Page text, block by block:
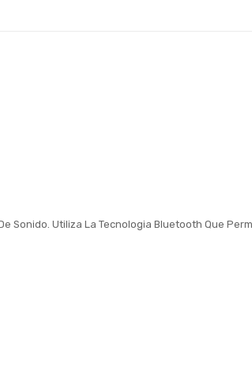
Sonido. Utiliza La Tecnologia Bluetooth Que